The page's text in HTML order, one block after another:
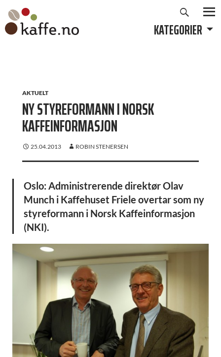
Hopp
innhold
KATEGORIER
AKTUELT
NY STYREFORMANN I NORSK
KAFFEINFORMASJON
25.04.2013 ROBIN STENERSEN
Oslo: Administrerende direktør Olav
Munch i Kaffehuset Friele overtar som ny
styreformann i Norsk Kaffeinformasjon
(NKI).